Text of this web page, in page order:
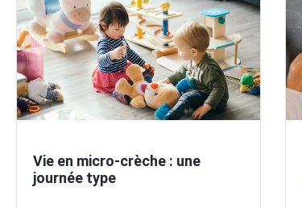
Vie en micro-crèche : une
journée type